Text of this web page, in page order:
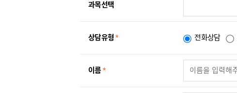
과목선택
상담유형* 전화상담
이름*